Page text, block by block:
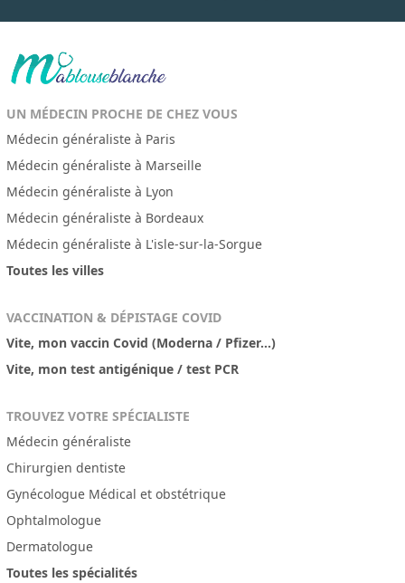
UN MÉDECIN PROCHE DE CHEZ VOUS
Médecin généraliste à Paris
Médecin généraliste à Marseille
Médecin généraliste à Lyon
Médecin généraliste à Bordeaux
Médecin généraliste à L'isle-sur-la-Sorgue
Toutes les villes
VACCINATION & DÉPISTAGE COVID
Vite, mon vaccin Covid (Moderna / Pfizer...)
Vite, mon test antigénique / test PCR
TROUVEZ VOTRE SPÉCIALISTE
Médecin généraliste
Chirurgien dentiste
Gynécologue Médical et obstétrique
Ophtalmologue
Dermatologue
Toutes les spécialités